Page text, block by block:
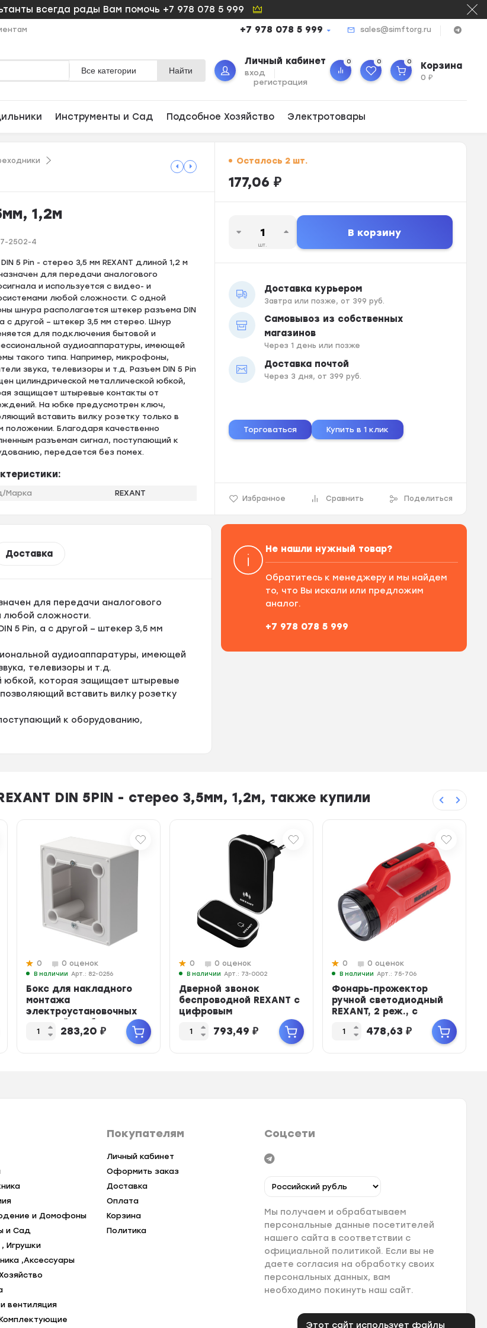
Этот сайт использует файлы
всегда рады Вам помочь +7 978 078 5 999
+7 978 078 5 999 sales@simftorg.ru
Все категории Найти
Личный кабинет
вход
регистрация
0 0 0 Корзина
0₽
Инструменты и Сад Подсобное Хозяйство Электротовары
1,2м
2502-4
5 Pin - стерео 3,5 мм REXANT длиной 1,2 м
для передачи аналогового
и используется с видео- и
любой сложности. С одной
шнура располагается штекер разъема DIN
с другой – штекер 3,5 мм стерео. Шнур
для подключения бытовой и
аудиоаппаратуры, имеющей
такого типа. Например, микрофоны,
звука, телевизоры и т.д. Разъем DIN 5 Pin
цилиндрической металлической юбкой,
защищает штыревые контакты от
На юбке предусмотрен ключ,
вставить вилку розетку только в
положении. Благодаря качественно
разъемам сигнал, поступающий к
передается без помех.
Марка REXANT
Осталось 2 шт.
177,06 ₽
шт.
В корзину
Доставка курьером
Завтра или позже, от 399 руб.
Самовывоз из собственных
магазинов
Через 1 день или позже
Доставка почтой
Через 3 дня, от 399 руб.
Избранное Сравнить Поделиться
Торговаться Купить в 1 клик
Доставка
для передачи аналогового
любой сложности.
5 Pin, а с другой – штекер 3,5 мм
аудиоаппаратуры, имеющей
телевизоры и т.д.
юбкой, которая защищает штыревые
вставить вилку розетку
к оборудованию,
Не нашли нужный товар?
Обратитесь к менеджеру и мы найдем
то, что Вы искали или предложим
аналог.
+7 978 078 5 999
DIN 5PIN - стерео 3,5мм, 1,2м, также купили
0 0 оценок
В наличии Арт.: 82-0256
Бокс для накладного
монтажа
электроустановочных
изделий, глубина 43 мм,
белый...283,20 ₽
0 0 оценок
В наличии Арт.: 73-0002
Дверной звонок
беспроводной REXANT с
цифровым
мелодий, 200м, ...
793,49 ₽
0 0 оценок
В наличии Арт.: 75-706
Фонарь-прожектор
ручной светодиодный
REXANT, 2 реж., с
встроен....478,63 ₽
и Домофоны
и Сад
Игрушки
,Аксессуары
вентиляция
Покупателям
Личный кабинет
Оформить заказ
Доставка
Оплата
Корзина
Политика
Соцсети
Мы получаем и обрабатываем
персональные данные посетителей
нашего сайта в соответствии с
официальной политикой. Если вы не
даете согласия на обработку своих
персональных данных, вам
необходимо покинуть наш сайт.